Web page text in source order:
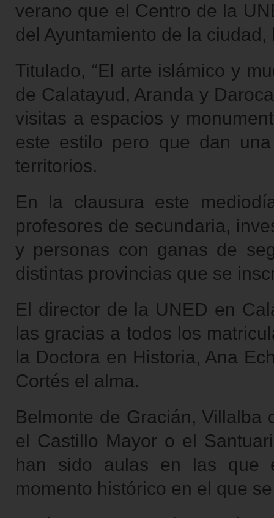
verano que el Centro de la
del Ayuntamiento de la
Titulado, “El arte islámico y
de Calatayud, Aranda y
visitas a espacios y
este estilo pero que dan
territorios.
En la clausura este
profesores de secundaria,
y personas con ganas de
distintas provincias que se
El director de la UNED en
las gracias a todos los
la Doctora en Historia, Ana
Cortés el alma.
Belmonte de Gracián, Villalba
el Castillo Mayor o el
han sido aulas en las que
momento histórico en el que